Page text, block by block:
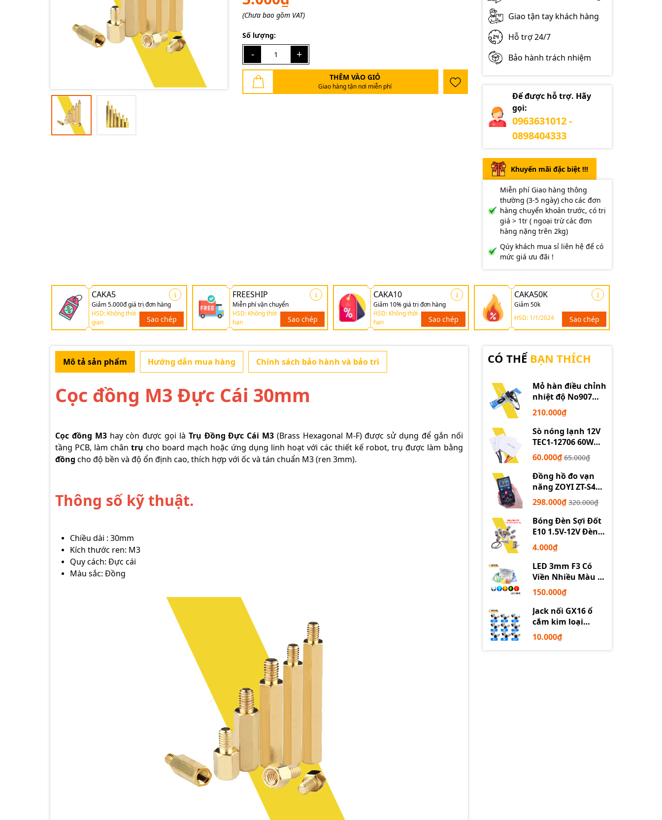
(Chưa bao gồm VAT)
Số lượng:
- +
THÊM VÀO GIỎ
Giao hàng tận nơi miễn phí
Giao tận tay khách hàng
Hỗ trợ 24/7
Bảo hành trách nhiệm
Để được hỗ trợ. Hãy
gọi:
0963631012 -
0898404333
Khuyến mãi đặc biệt !!!
Miễn phí Giao hàng thông
thường (3-5 ngày) cho các đơn
hàng chuyển khoản trước, có trị
giá > 1tr ( ngoại trừ các đơn
hàng nặng trên 2kg)
Qúy khách mua sỉ liên hệ để có
mức giá ưu đãi !
CAKA5
Giảm 5.000đ giá trị đơn hàng
HSD: Không thời
gian
Sao chép
FREESHIP
Miễn phí vận chuyển
HSD: Không thời
hạn
Sao chép
CAKA10
Giảm 10% giá trị đơn hàng
HSD: Không thời
hạn
Sao chép
CAKA50K
Giảm 50k
HSD: 1/1/2024
Sao chép
Ngày hết hạn:
Mô tả sản phẩm Hướng dẫn mua hàng Chính sách bảo hành và bảo trì
Cọc đồng M3 Đực Cái 30mm
Cọc đồng M3hay còn được gọi là Trụ Đồng Đực Cái M3 (Brass Hexagonal M-F) được sử dụng để gắn nối
tầng PCB, làm chântrụ cho board mạch hoặc ứng dụng linh hoạt với các thiết kế robot, trụ được làm bằng
đồng cho độ bền và độ ổn định cao, thích hợp với ốc và tán chuẩn M3 (ren 3mm).
Thông số kỹ thuật.
Chiều dài : 30mm
Kích thước ren: M3
Quy cách: Đực cái
Màu sắc: Đồng
CÓ THỂ BẠN THÍCH
Mỏ hàn điều chỉnh
nhiệt độ No907
60W 220V loại tốt
210.000₫
Sò nóng lạnh 12V
TEC1-12706 60W
12710 100W 12715
150W
60.000₫ 65.000₫
Đồng hồ đo vạn
năng ZOYI ZT-S4
tự động
298.000₫ 320.000₫
Bóng Đèn Sợi Đốt
E10 1.5V-12V Đèn
Thí Nghiệm STEM
4.000₫
LED 3mm F3 Có
Viền Nhiều Màu –
Trắng Đỏ Xanh
Dương Lục Vàng
150.000₫
Jack nối GX16 ổ
cắm kim loại
2/3/4/5/6P chuyên
dụng
10.000₫